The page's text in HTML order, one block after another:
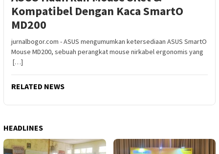
Kompatibel Dengan Kaca SmartO
MD200
jurnalbogor.com - ASUS mengumumkan ketersediaan ASUS SmartO
Mouse MD200, sebuah perangkat mouse nirkabel ergonomis yang
[…]
RELATED NEWS
HEADLINES